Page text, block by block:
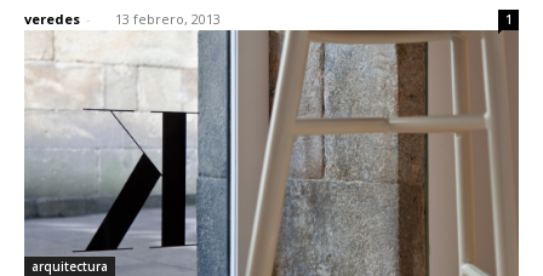
veredes - 13 febrero, 2013 1
arquitectura